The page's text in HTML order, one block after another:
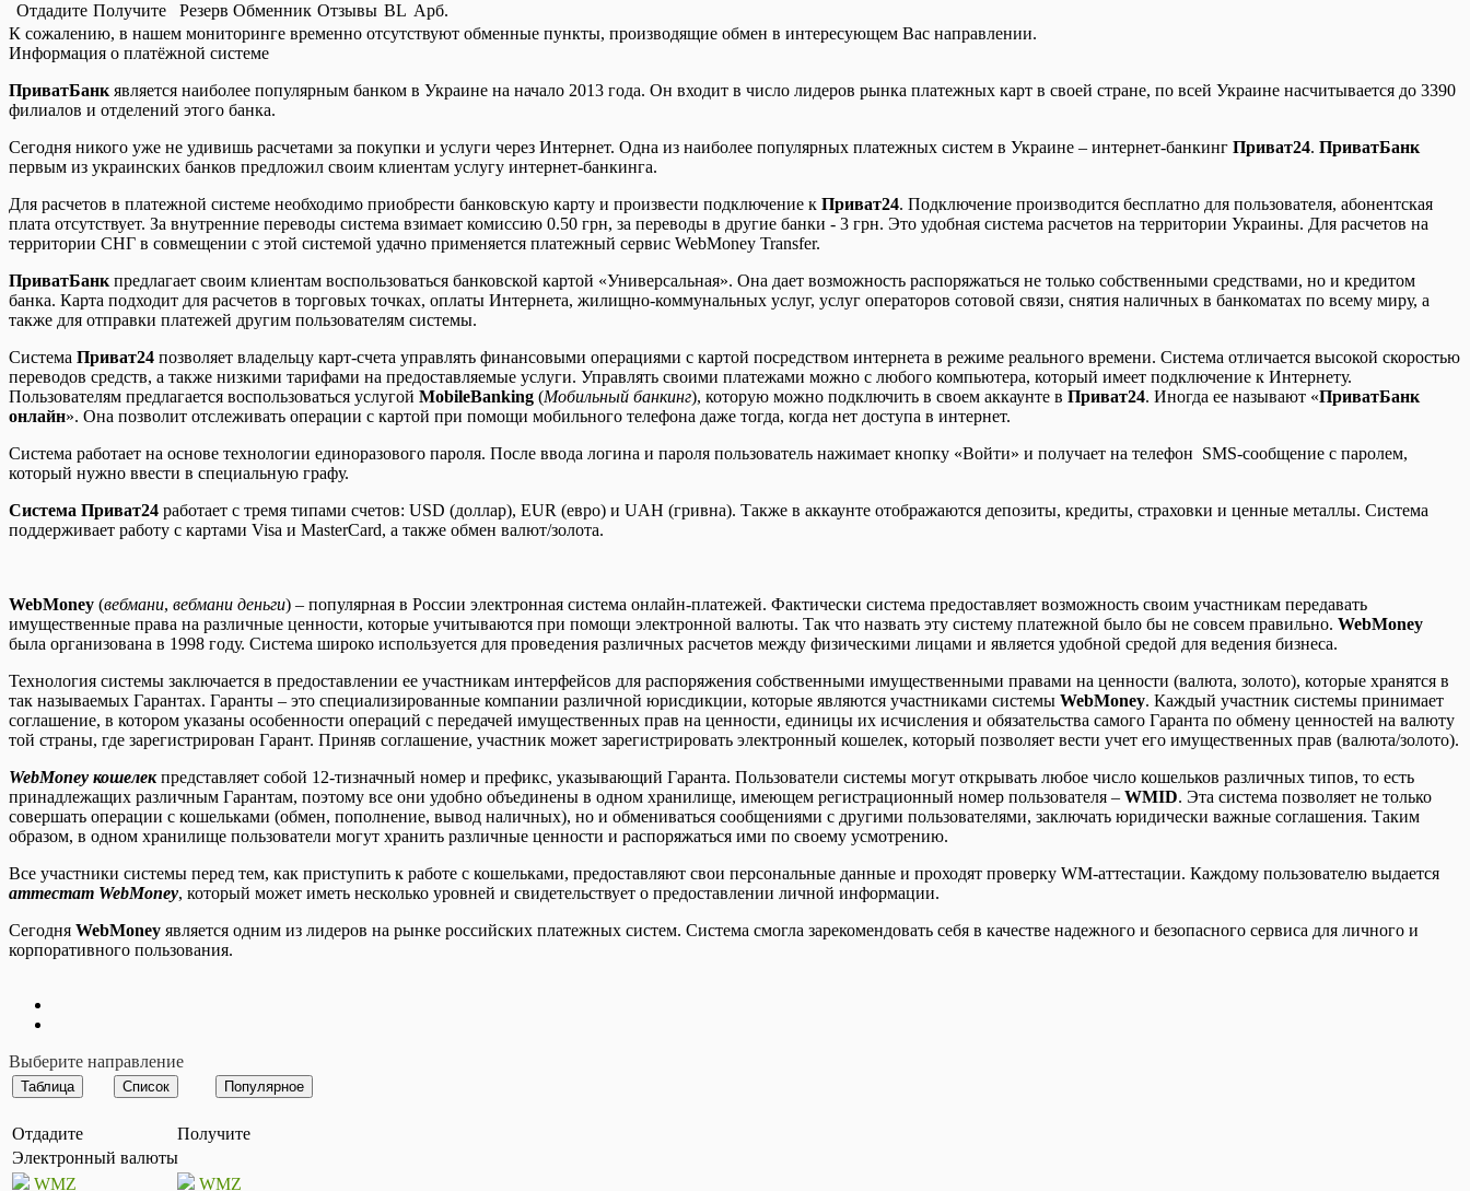
Отдадите Получите Резерв Обменник Отзывы BL Арб.
К сожалению, в нашем мониторинге временно отсутствуют обменные пункты, производящие обмен в интересующем Вас направлении.
Информация о платёжной системе
ПриватБанк является наиболее популярным банком в Украине на начало 2013 года. Он входит в число лидеров рынка платежных карт в своей стране, по всей Украине насчитывается до 3390
филиалов и отделений этого банка.
Сегодня никого уже не удивишь расчетами за покупки и услуги через Интернет. Одна из наиболее популярных платежных систем в Украине – интернет-банкинг Приват24. ПриватБанк
первым из украинских банков предложил своим клиентам услугу интернет-банкинга.
Для расчетов в платежной системе необходимо приобрести банковскую карту и произвести подключение к Приват24. Подключение производится бесплатно для пользователя, абонентская
плата отсутствует. За внутренние переводы система взимает комиссию 0.50 грн, за переводы в другие банки - 3 грн. Это удобная система расчетов на территории Украины. Для расчетов на
территории СНГ в совмещении с этой системой удачно применяется платежный сервис WebMoney Transfer.
ПриватБанк предлагает своим клиентам воспользоваться банковской картой «Универсальная». Она дает возможность распоряжаться не только собственными средствами, но и кредитом
банка. Карта подходит для расчетов в торговых точках, оплаты Интернета, жилищно-коммунальных услуг, услуг операторов сотовой связи, снятия наличных в банкоматах по всему миру, а
также для отправки платежей другим пользователям системы.
Система Приват24 позволяет владельцу карт-счета управлять финансовыми операциями с картой посредством интернета в режиме реального времени. Система отличается высокой скоростью
переводов средств, а также низкими тарифами на предоставляемые услуги. Управлять своими платежами можно с любого компьютера, который имеет подключение к Интернету.
Пользователям предлагается воспользоваться услугой MobileBanking (Мобильный банкинг), которую можно подключить в своем аккаунте в Приват24. Иногда ее называют «ПриватБанк
онлайн». Она позволит отслеживать операции с картой при помощи мобильного телефона даже тогда, когда нет доступа в интернет.
Система работает на основе технологии единоразового пароля. После ввода логина и пароля пользователь нажимает кнопку «Войти» и получает на телефон SMS-сообщение с паролем,
который нужно ввести в специальную графу.
Система Приват24 работает с тремя типами счетов: USD (доллар), EUR (евро) и UAH (гривна). Также в аккаунте отображаются депозиты, кредиты, страховки и ценные металлы. Система
поддерживает работу с картами Visa и MasterCard, а также обмен валют/золота.
WebMoney (вебмани, вебмани деньги) – популярная в России электронная система онлайн-платежей. Фактически система предоставляет возможность своим участникам передавать
имущественные права на различные ценности, которые учитываются при помощи электронной валюты. Так что назвать эту систему платежной было бы не совсем правильно. WebMoney
была организована в 1998 году. Система широко используется для проведения различных расчетов между физическими лицами и является удобной средой для ведения бизнеса.
Технология системы заключается в предоставлении ее участникам интерфейсов для распоряжения собственными имущественными правами на ценности (валюта, золото), которые хранятся в
так называемых Гарантах. Гаранты – это специализированные компании различной юрисдикции, которые являются участниками системы WebMoney. Каждый участник системы принимает
соглашение, в котором указаны особенности операций с передачей имущественных прав на ценности, единицы их исчисления и обязательства самого Гаранта по обмену ценностей на валюту
той страны, где зарегистрирован Гарант. Приняв соглашение, участник может зарегистрировать электронный кошелек, который позволяет вести учет его имущественных прав (валюта/золото).
WebMoney кошелекпредставляет собой 12-тизначный номер и префикс, указывающий Гаранта. Пользователи системы могут открывать любое число кошельков различных типов, то есть
принадлежащих различным Гарантам, поэтому все они удобно объединены в одном хранилище, имеющем регистрационный номер пользователя – WMID. Эта система позволяет не только
совершать операции с кошельками (обмен, пополнение, вывод наличных), но и обмениваться сообщениями с другими пользователями, заключать юридически важные соглашения. Таким
образом, в одном хранилище пользователи могут хранить различные ценности и распоряжаться ими по своему усмотрению.
Все участники системы перед тем, как приступить к работе с кошельками, предоставляют свои персональные данные и проходят проверку WM-аттестации. Каждому пользователю выдается
аттестат WebMoney, который может иметь несколько уровней и свидетельствует о предоставлении личной информации.
Сегодня WebMoney является одним из лидеров на рынке российских платежных систем. Система смогла зарекомендовать себя в качестве надежного и безопасного сервиса для личного и
корпоративного пользования.
Выберите направление
Отдадите
Получите
Электронный валюты
WMZ
WMZ